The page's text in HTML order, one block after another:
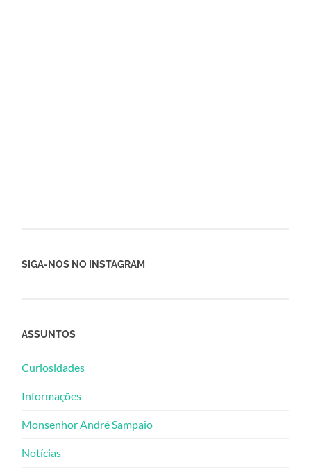
SIGA-NOS NO INSTAGRAM
ASSUNTOS
Curiosidades
Informações
Monsenhor André Sampaio
Notícias